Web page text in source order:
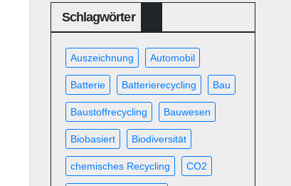
Schlagwörter
Auszeichnung Automobil
Batterie Batterierecycling Bau
Baustoffrecycling Bauwesen
Biobasiert Biodiversität
chemisches Recycling CO2